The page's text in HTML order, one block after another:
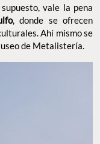
vale la pena
, donde se ofrecen
Ahí mismo se
de Metalistería.